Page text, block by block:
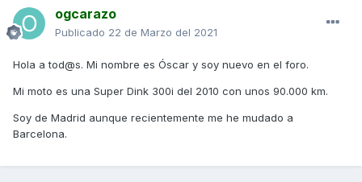
ogcarazo
Publicado 22 de Marzo del 2021
Hola a tod@s. Mi nombre es Óscar y soy nuevo en el foro.
Mi moto es una Super Dink 300i del 2010 con unos 90.000 km.
Soy de Madrid aunque recientemente me he mudado a
Barcelona.